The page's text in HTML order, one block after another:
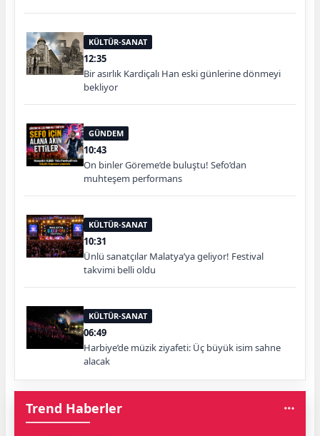
KÜLTÜR-SANAT
12:35
Bir asırlık Kardiçalı Han eski günlerine dönmeyi
bekliyor
GÜNDEM
10:43
On binler Göreme’de buluştu! Sefo’dan
muhteşem performans
KÜLTÜR-SANAT
10:31
Ünlü sanatçılar Malatya’ya geliyor! Festival
takvimi belli oldu
KÜLTÜR-SANAT
06:49
Harbiye’de müzik ziyafeti: Üç büyük isim sahne
alacak
Trend Haberler